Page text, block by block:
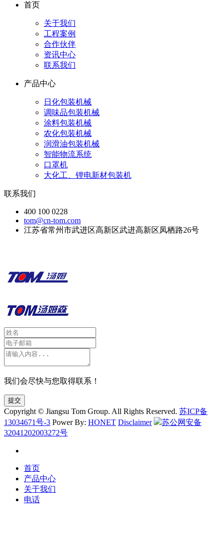
首页
关于我们
工程案例
合作伙伴
资讯中心
联系我们
产品中心
日化包装机械
调味品包装机械
涂料包装机械
农化包装机械
润滑油包装机械
智能物流系统
口罩机
大化工、锂电新材包装机
联系我们
400 100 0228
tom@cn-tom.com
江苏省常州市武进区高新区武进高新区凤栖路26号
我们会尽快与您取得联系！
提交
Copyright © Jiangsu Tom Group. All Rights Reserved. 苏ICP备
13034671号-3 Power By: HONET Disclaimer
苏公网安备
32041202003272号
首页
产品中心
关于我们
电话